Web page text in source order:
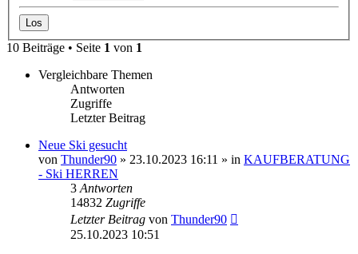
10 Beiträge • Seite 1 von 1
Vergleichbare Themen
Antworten
Zugriffe
Letzter Beitrag
Neue Ski gesucht
von Thunder90 » 23.10.2023 16:11 » in KAUFBERATUNG
- Ski HERREN
3 Antworten
14832 Zugriffe
Letzter Beitrag von Thunder90
25.10.2023 10:51